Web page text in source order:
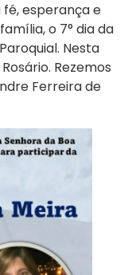
fé, esperança e
o 7° dia da
Nesta
Rezemos
Ferreira de